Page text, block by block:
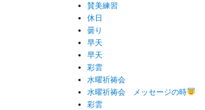
賛美練習
休日
曇り
早天
早天
彩雲
水曜祈祷会
水曜祈祷会 メッセージの時
彩雲